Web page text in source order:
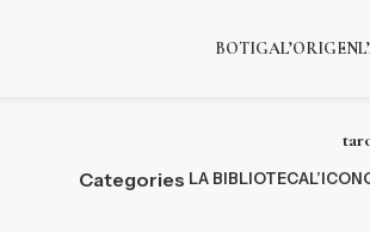
BOTIGAL’ORIGEN
Categories LA BIBLIOTECA